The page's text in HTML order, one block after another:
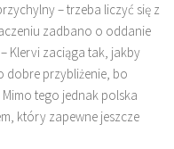
– trzeba liczyć się z
zadbano o oddanie
Klervi zaciąga tak, jakby
dobre przybliżenie, bo
tego jednak polska
który zapewne jeszcze